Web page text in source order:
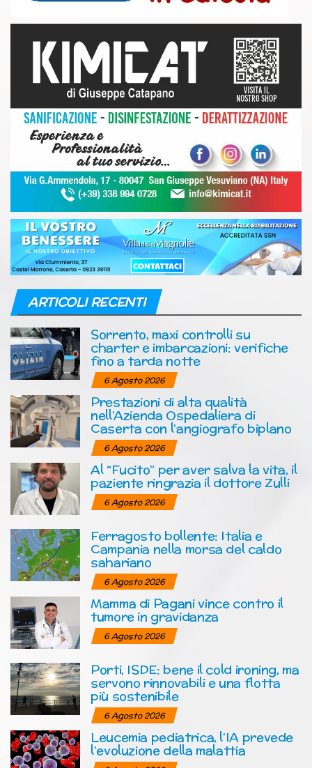
ARTICOLI RECENTI
Sorrento, maxi controlli su
charter e imbarcazioni: verifiche
fino a tarda notte
6 Agosto 2026
Prestazioni di alta qualità
nell’Azienda Ospedaliera di
Caserta con l’angiografo biplano
6 Agosto 2026
Al “Fucito” per aver salva la vita, il
paziente ringrazia il dottore Zulli
6 Agosto 2026
Ferragosto bollente: Italia e
Campania nella morsa del caldo
sahariano
6 Agosto 2026
Mamma di Pagani vince contro il
tumore in gravidanza
6 Agosto 2026
Porti, ISDE: bene il cold ironing, ma
servono rinnovabili e una flotta
più sostenibile
6 Agosto 2026
Leucemia pediatrica, l’IA prevede
l’evoluzione della malattia